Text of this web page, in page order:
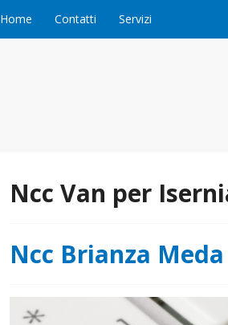
Home Contatti Servizi
Ncc Van per
Ncc Brianza Meda